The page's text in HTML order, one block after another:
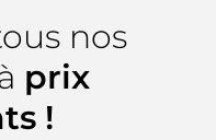
nos
prix
!